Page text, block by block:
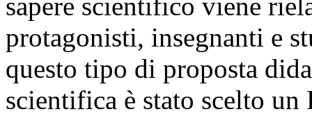
sapere scientifico viene
protagonisti, insegnanti e
questo tipo di proposta
scientifica è stato scelto